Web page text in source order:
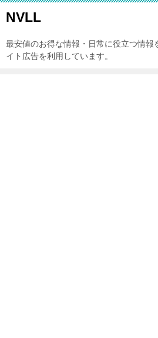
NVLL
最安値のお得な情報・日常に役立つ情報
イト広告を利用しています。